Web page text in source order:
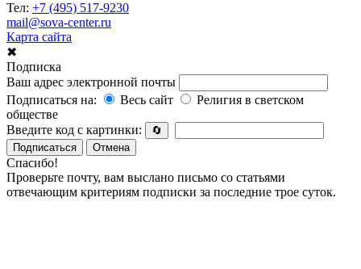
Тел: +7 (495) 517-9230
mail@sova-center.ru
Карта сайта
✖
Подписка
Ваш адрес электронной почты
Подписаться на:
Весь сайт
Религия в светском
обществе
Введите код с картинки:
🔄
Подписаться
Отмена
Спасибо!
Проверьте почту, вам выслано письмо со статьями
отвечающим критериям подписки за последние трое суток.